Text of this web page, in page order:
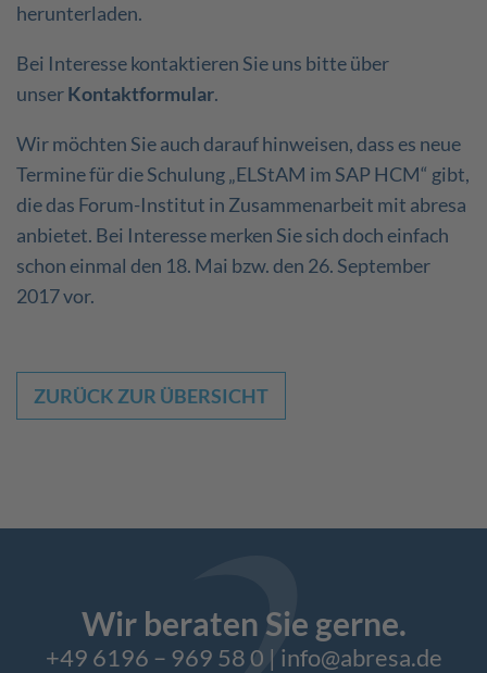
herunterladen.
Bei Interesse kontaktieren Sie uns bitte über
unserKontaktformular.
Wir möchten Sie auch darauf hinweisen, dass es neue
Termine für die Schulung „ELStAM im SAP HCM“ gibt,
die das Forum-Institut in Zusammenarbeit mit abresa
anbietet. Bei Interesse merken Sie sich doch einfach
schon einmal den 18. Mai bzw. den 26. September
2017 vor.
ZURÜCK ZUR ÜBERSICHT
Wir beraten Sie gerne.
+49 6196 – 969 58 0 | info@abresa.de